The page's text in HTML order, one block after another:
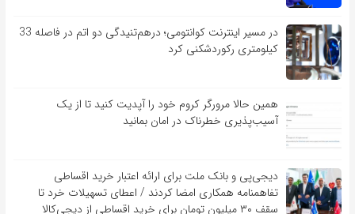
در مسیر اینترنت کوانتومی؛ درهم‌تنیدگی دو اتم در فاصله 33
کیلومتری رکوردشکنی کرد
همین حالا مرورگر کروم خود را آپدیت کنید تا از یک
آسیب‌‌‌‌پذیری خطرناک در امان بمانید
دیجی‌پی و بانک ملت برای ارائه اعتبار خرید اقساطی
تفاهم‎نامه همکاری امضا کردند / اعطای تسهیلات خرد تا
سقف ۳۰ میلیون تومان برای خرید اقساطی از دیجی‌کالا